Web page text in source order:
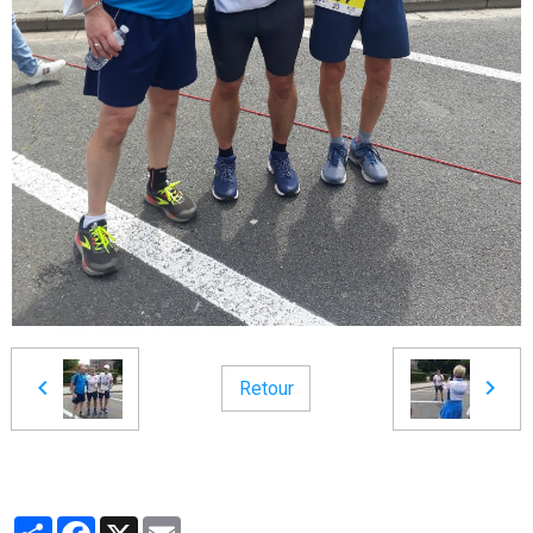
Retour
PartagerFacebook
X